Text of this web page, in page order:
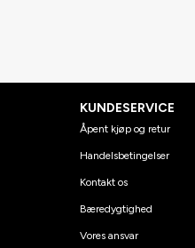
KUNDESERVICE
Åpent kjøp og retur
Handelsbetingelser
Kontakt os
Bæredygtighed
Vores ansvar